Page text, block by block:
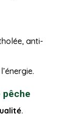
anti-
pêche
.